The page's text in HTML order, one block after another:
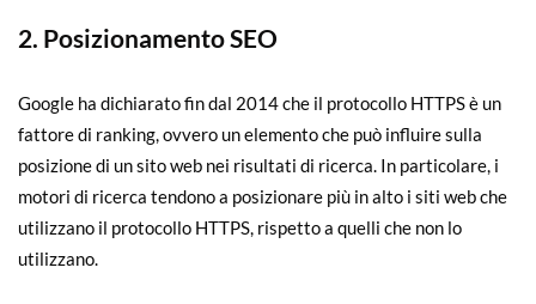
2. Posizionamento SEO
Google ha dichiarato fin dal 2014 che il protocollo HTTPS è un
fattore di ranking, ovvero un elemento che può influire sulla
posizione di un sito web nei risultati di ricerca. In particolare, i
motori di ricerca tendono a posizionare più in alto i siti web che
utilizzano il protocollo HTTPS, rispetto a quelli che non lo
utilizzano.